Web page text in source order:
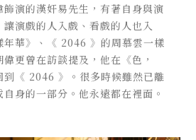
演的漢奸易先生，有著自身與演
演戲的人入戲、看戲的人也入
年華》、《 2046 》的周慕雲一樣
更曾在訪談提及，他在《色，
《 2046 》。 很多時候雖然已離
身的一部分。他永遠都在裡面。